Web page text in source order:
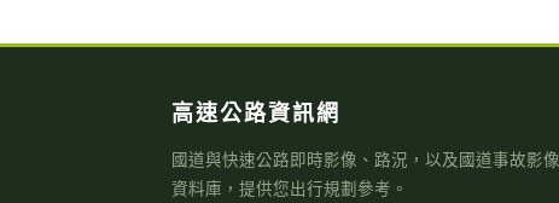
高速公路資訊網
國道與快速公路即時影像、路況，以及國道事故影像
資料庫，提供您出行規劃參考。